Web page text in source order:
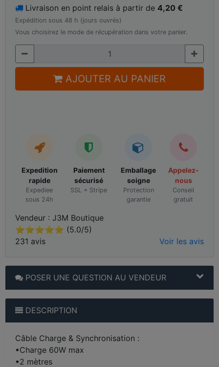
Livraison en point relais à partir de 4,20 €
Expédition sous 48 h (jours ouvrés)
Vous choisirez le mode de récupération dans votre panier.
AJOUTER AU PANIER
Expedition
rapide
Expediee
sous 24h
Paiement
sécurisé
SSL + Stripe
Emballage
soigne
Protection
garantie
Appelez-
nous
Conseil
gratuit
Vendeur : J3M Boutique
⭐⭐⭐⭐⭐ (5.0/5)
231 avis
Voir les avis
POSER UNE QUESTION AU VENDEUR
DESCRIPTION
Câble Charge & Synchronisation :
•Charge 60W max
•2 mètres